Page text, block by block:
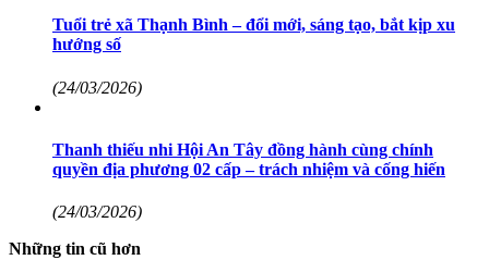
Tuổi trẻ xã Thạnh Bình – đổi mới, sáng tạo, bắt kịp xu
hướng số
(24/03/2026)
Thanh thiếu nhi Hội An Tây đồng hành cùng chính
quyền địa phương 02 cấp – trách nhiệm và cống hiến
(24/03/2026)
Những tin cũ hơn